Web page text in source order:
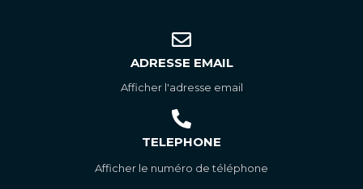
ADRESSE EMAIL
Afficher l'adresse email
TELEPHONE
Afficher le numéro de téléphone